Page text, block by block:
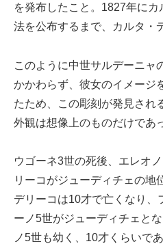
を発布したこと。1827年に
法を公布するまで、カルタ・
このように中世サルデーニャ
かかわらず、彼女のイメージ
たため、この彫刻が発見され
外観は想像上のものだけであ
ウゴーネ3世の死後、エレオ
リーコがジューディチェの地
デリーコは10才で亡くなり、
ーノ5世がジューディチェと
ノ5世も幼く、10才くらいで